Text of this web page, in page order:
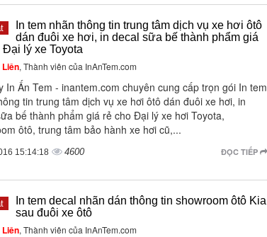
In tem nhãn thông tin trung tâm dịch vụ xe hơi ôtô
dán đuôi xe hơi, in decal sữa bế thành phẩm giá
Đại lý xe Toyota
, Thành viên của InAnTem.com
In Ấn Tem - inantem.com chuyên cung cấp trọn gói In tem
tin trung tâm dịch vụ xe hơi ôtô dán đuôi xe hơi, in
bế thành phẩm giá rẻ cho Đại lý xe hơi Toyota,
ôtô, trung tâm bảo hành xe hơi cũ,...
ĐỌC TIẾP
15:14:18 4600
In tem decal nhãn dán thông tin showroom ôtô Kia
sau đuôi xe ôtô
, Thành viên của InAnTem.com